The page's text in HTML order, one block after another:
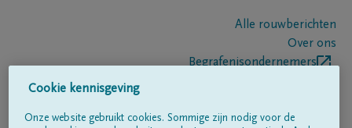
Alle rouwberichten
Over ons
Begrafenisondernemers
Cookie kennisgeving
Onze website gebruikt cookies. Sommige zijn nodig voor de